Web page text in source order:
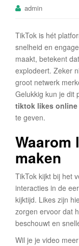
admin
TikTok is hét
snelheid en
maakt, betekent
explodeert. Zeker
groot netwerk
Gelukkig kun je dit
tiktok likes online
te geven.
Waarom
maken
TikTok kijkt bij het
interacties in de
kijktijd. Likes zijn
zorgen ervoor dat
beschouwt en
Wil je je video